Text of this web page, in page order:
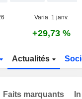
Varia. 1 janv.
+29,73 %
Actualités
Faits marquants